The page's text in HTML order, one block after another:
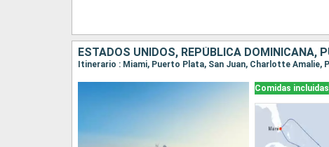
Comidas incluidas